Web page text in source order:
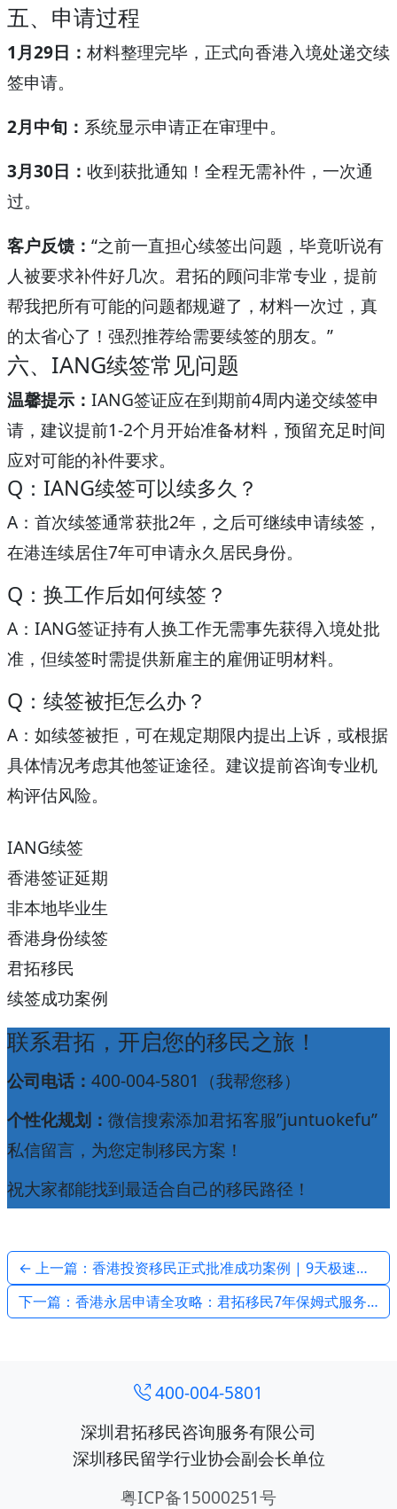
五、申请过程
1月29日： 材料整理完毕，正式向香港入境处递交续
签申请。
2月中旬： 系统显示申请正在审理中。
3月30日： 收到获批通知！全程无需补件，一次通
过。
客户反馈： “之前一直担心续签出问题，毕竟听说有
人被要求补件好几次。君拓的顾问非常专业，提前
帮我把所有可能的问题都规避了，材料一次过，真
的太省心了！强烈推荐给需要续签的朋友。”
六、IANG续签常见问题
温馨提示： IANG签证应在到期前4周内递交续签申
请，建议提前1-2个月开始准备材料，预留充足时间
应对可能的补件要求。
Q：IANG续签可以续多久？
A：首次续签通常获批2年，之后可继续申请续签，
在港连续居住7年可申请永久居民身份。
Q：换工作后如何续签？
A：IANG签证持有人换工作无需事先获得入境处批
准，但续签时需提供新雇主的雇佣证明材料。
Q：续签被拒怎么办？
A：如续签被拒，可在规定期限内提出上诉，或根据
具体情况考虑其他签证途径。建议提前咨询专业机
构评估风险。
IANG续签
香港签证延期
非本地毕业生
香港身份续签
君拓移民
续签成功案例
联系君拓，开启您的移民之旅！
公司电话： 400-004-5801（我帮您移）
个性化规划： 微信搜索添加君拓客服”juntuokefu”
私信留言，为您定制移民方案！
祝大家都能找到最适合自己的移民路径！
← 上一篇：香港投资移民正式批准成功案例 | 9天极速获批 | 君拓移民
下一篇：香港永居申请全攻略：君拓移民7年保姆式服务助您轻松上岸 →
400-004-5801
深圳君拓移民咨询服务有限公司
深圳移民留学行业协会副会长单位
粤ICP备15000251号